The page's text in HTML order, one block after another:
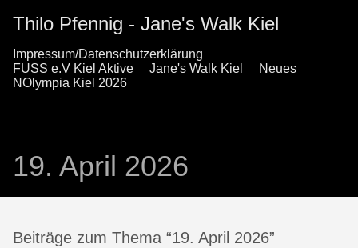
Thilo Pfennig - Jane's Walk Kiel
Impressum/Datenschutzerklärung
FUSS e.V Kiel Aktive
Jane's Walk Kiel
Neues
NOlympia Kiel 2026
19. April 2026
Beiträge zum Thema “19. April 2026”